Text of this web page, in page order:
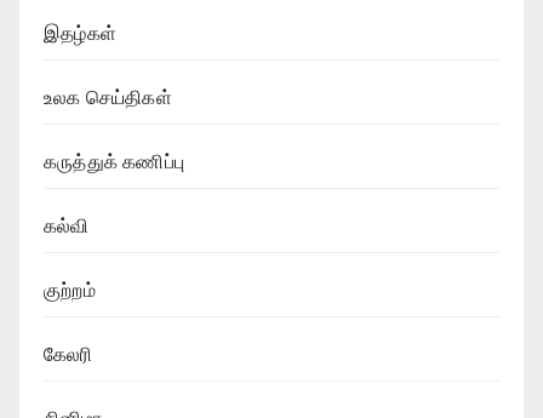
இதழ்கள்
உலக செய்திகள்
கருத்துக் கணிப்பு
கல்வி
குற்றம்
கேலரி